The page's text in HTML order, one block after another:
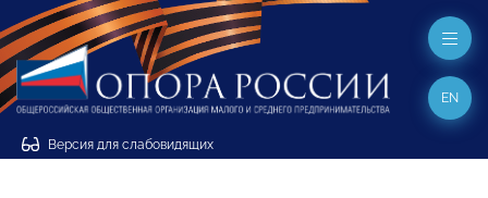
Версия для слабовидящих
EN